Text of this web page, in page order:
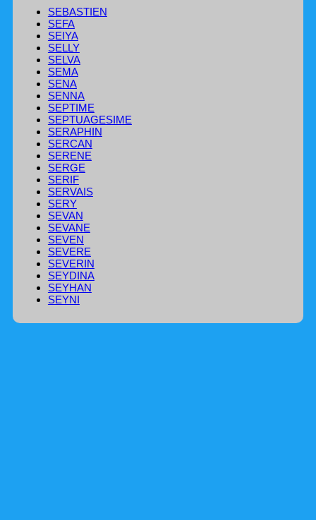
SEBASTIEN
SEFA
SEIYA
SELLY
SELVA
SEMA
SENA
SENNA
SEPTIME
SEPTUAGESIME
SERAPHIN
SERCAN
SERENE
SERGE
SERIF
SERVAIS
SERY
SEVAN
SEVANE
SEVEN
SEVERE
SEVERIN
SEYDINA
SEYHAN
SEYNI